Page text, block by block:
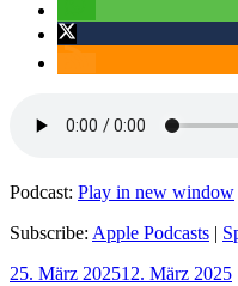
Podcast: Play in new window
Subscribe: Apple Podcasts |
Veröffentlicht
25. März 202512. März 2025